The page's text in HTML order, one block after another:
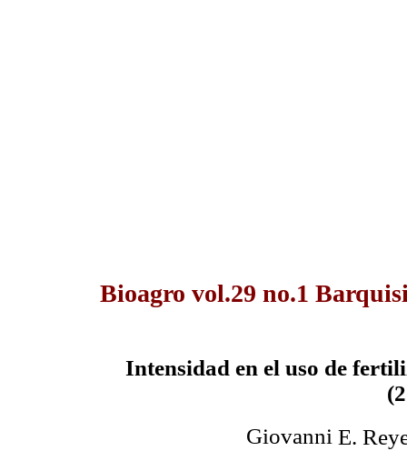
Bioagro vol.29 no.1
Intensidad en el uso de
Giovanni E.